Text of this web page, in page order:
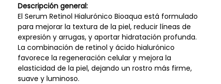
Descripción general:
El Serum Retinol Hialurónico Bioaqua está formulado
para mejorar la textura de la piel, reducir líneas de
expresión y arrugas, y aportar hidratación profunda.
La combinación de retinol y ácido hialurónico
favorece la regeneración celular y mejora la
elasticidad de la piel, dejando un rostro más firme,
suave y luminoso.